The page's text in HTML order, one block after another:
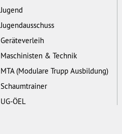
Jugend
Jugendausschuss
Geräteverleih
Maschinisten & Technik
MTA (Modulare Trupp Ausbildung)
Schaumtrainer
UG-ÖEL